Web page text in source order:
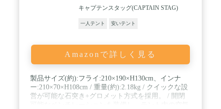
キャプテンスタッグ(CAPTAIN STAG)
一人テント 安いテント
Amazonで詳しく見る
製品サイズ(約):フライ:210×190×H130cm、インナ
ー:210×70×H108cm / 重量(約):2.18kg / クイックな設
営が可能な石突き+グロメット方式を採用。 / 開閉